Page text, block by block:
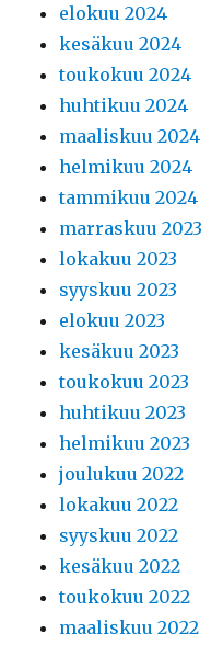
elokuu 2024
kesäkuu 2024
toukokuu 2024
huhtikuu 2024
maaliskuu 2024
helmikuu 2024
tammikuu 2024
marraskuu 2023
lokakuu 2023
syyskuu 2023
elokuu 2023
kesäkuu 2023
toukokuu 2023
huhtikuu 2023
helmikuu 2023
joulukuu 2022
lokakuu 2022
syyskuu 2022
kesäkuu 2022
toukokuu 2022
maaliskuu 2022